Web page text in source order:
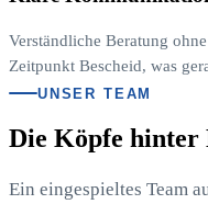
Verständliche Beratung
Zeitpunkt Bescheid, was
UNSER TEAM
Die Köpfe
Ein eingespieltes Team